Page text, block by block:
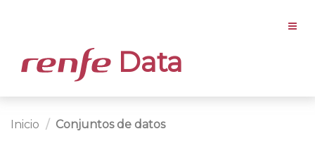
Data
Inicio Conjuntos de datos